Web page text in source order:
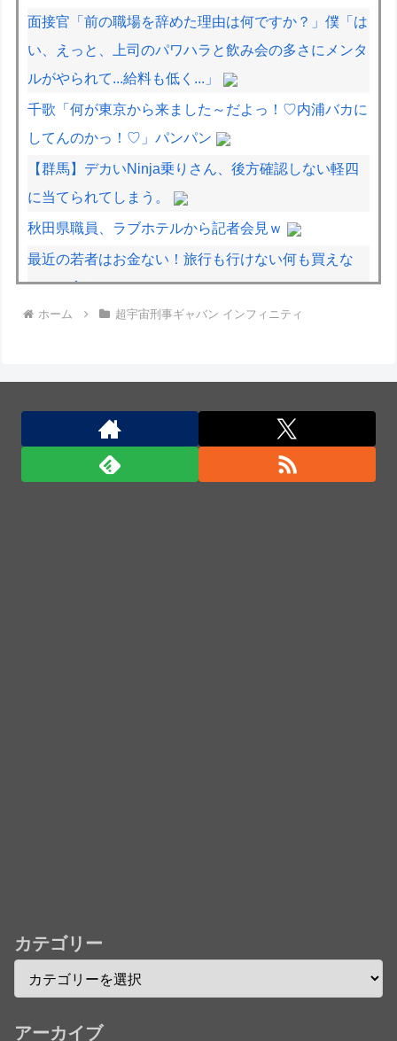
面接官「前の職場を辞めた理由は何ですか？」僕「は
い、えっと、上司のパワハラと飲み会の多さにメンタ
ルがやられて...給料も低く...」
千歌「何が東京から来ました～だよっ！♡内浦バカに
してんのかっ！♡」パンパン
【群馬】デカいNinja乗りさん、後方確認しない軽四
に当てられてしまう。
秋田県職員、ラブホテルから記者会見ｗ
最近の若者はお金ない！旅行も行けない何も買えな
い！←言うほどか？
【滋賀】「琵琶湖三市同時花火」開催中止を発表 今
共同開発に？！
陸自の多用途ヘリUH-60後継は、三菱・シコルスキー
ジかな
Powered by livedoor 相互RSS
ホーム 超宇宙刑事ギャバン インフィニティ
カテゴリー
アーカイブ